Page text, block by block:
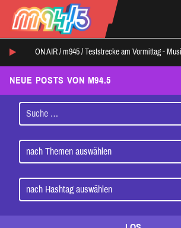
ON AIR / m945 / Teststrecke am Vormittag -
NEUE POSTS VON M94.5